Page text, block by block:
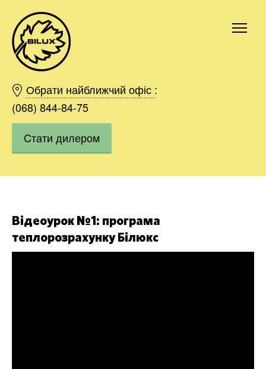
Обрати найближчий офіс :
(068) 844-84-75
Cтати дилером
Відеоурок №1: програма
теплорозрахунку Білюкс
Київ
Харків
Одесса
Дніпро
Івано-Франківськ
Область
Замовити